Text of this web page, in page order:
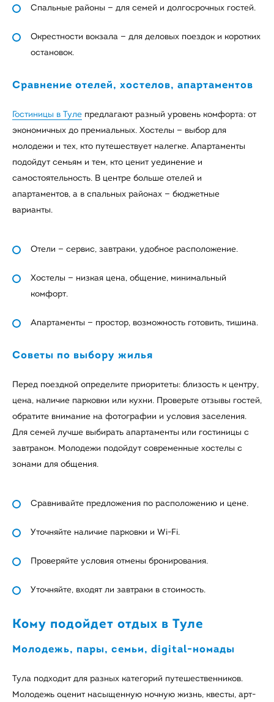
Спальные районы — для семей и долгосрочных гостей.
Окрестности вокзала — для деловых поездок и коротких
остановок.
Сравнение отелей, хостелов, апартаментов
Гостиницы в Туле предлагают разный уровень комфорта: от
экономичных до премиальных. Хостелы — выбор для
молодежи и тех, кто путешествует налегке. Апартаменты
подойдут семьям и тем, кто ценит уединение и
самостоятельность. В центре больше отелей и
апартаментов, а в спальных районах — бюджетные
варианты.
Отели — сервис, завтраки, удобное расположение.
Хостелы — низкая цена, общение, минимальный
комфорт.
Апартаменты — простор, возможность готовить, тишина.
Советы по выбору жилья
Перед поездкой определите приоритеты: близость к центру,
цена, наличие парковки или кухни. Проверьте отзывы гостей,
обратите внимание на фотографии и условия заселения.
Для семей лучше выбирать апартаменты или гостиницы с
завтраком. Молодежи подойдут современные хостелы с
зонами для общения.
Сравнивайте предложения по расположению и цене.
Уточняйте наличие парковки и Wi-Fi.
Проверяйте условия отмены бронирования.
Уточняйте, входят ли завтраки в стоимость.
Кому подойдет отдых в Туле
Молодежь, пары, семьи, digital-номады
Тула подходит для разных категорий путешественников.
Молодежь оценит насыщенную ночную жизнь, квесты, арт-